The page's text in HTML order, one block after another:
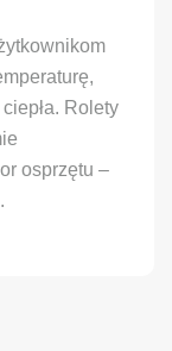
Rolety
osprzętu –